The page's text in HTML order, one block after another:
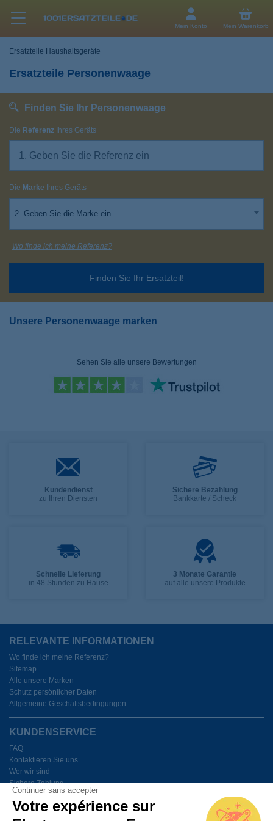
Continuer sans accepter
Votre expérience sur
Mein Konto Mein Warenkorb
Ersatzteile Haushaltsgeräte
Ersatzteile Personenwaage
Finden Sie Ihr Personenwaage
Die Referenz Ihres Geräts
Die Marke Ihres Geräts
2. Geben Sie die Marke ein
Finden Sie Ihr Ersatzteil!
Wo finde ich meine Referenz?
Unsere Personenwaage marken
Sehen Sie alle unsere Bewertungen
Kundendienst
zu Ihren Diensten
Sichere Bezahlung
Bankkarte / Scheck
Schnelle Lieferung
in 48 Stunden zu Hause
3 Monate Garantie
auf alle unsere Produkte
RELEVANTE INFORMATIONEN
Wo finde ich meine Referenz?
Sitemap
Alle unsere Marken
Schutz persönlicher Daten
Allgemeine Geschäftsbedingungen
KUNDENSERVICE
FAQ
Kontaktieren Sie uns
Wer wir sind
Sichere Zahlung
Meine Cookies verwalten